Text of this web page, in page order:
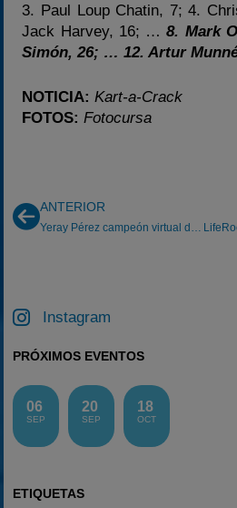
3. Paul Loup Chatin, 7; 4.
Jack Harvey, 16; …8. Mark
Simón, 26; … 12. Artur
NOTICIA:Kart-a-Crack
FOTOS:Fotocursa
ANTERIOR
Yeray Pérez campeón virtual del Trofeo Kia Cup 2008
Instagram
PRÓXIMOS EVENTOS
06
SEP
20
SEP
18
OCT
ETIQUETAS